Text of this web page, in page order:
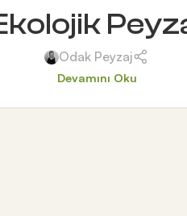
Odak Peyzaj
Devamını Oku